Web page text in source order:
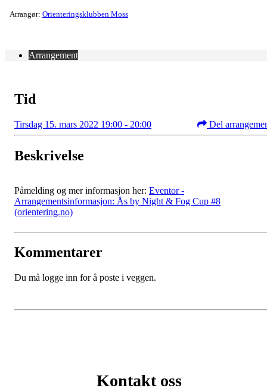
Arrangør: Orienteringsklubben Moss
Arrangement
Tid
Tirsdag 15. mars 2022 19:00 - 20:00 Del
Beskrivelse
Påmelding og mer informasjon her: Eventor -
Arrangementsinformasjon: Ås by Night & Fog Cup #8
(orientering.no)
Kommentarer
Du må logge inn for å poste i veggen.
Kontakt oss